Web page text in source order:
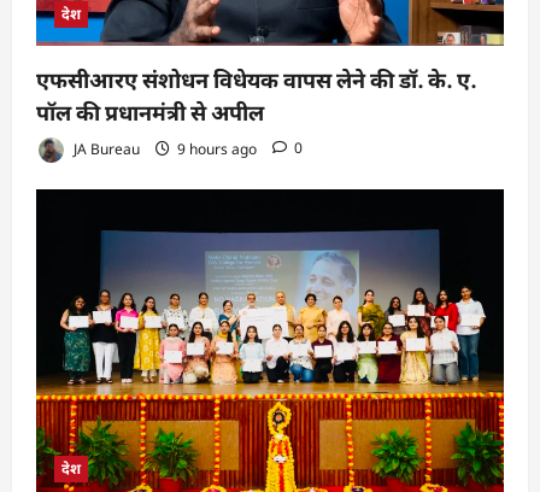
देश
एफसीआरए संशोधन विधेयक वापस लेने की डॉ. के. ए.
पॉल की प्रधानमंत्री से अपील
JA Bureau 9 hours ago 0
देश